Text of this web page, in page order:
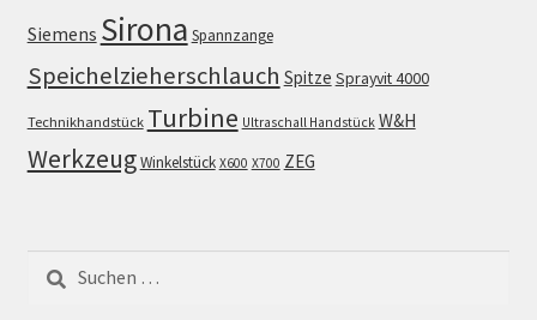
Siemens Sirona Spannzange
Speichelzieherschlauch Spitze Sprayvit 4000
Technikhandstück Turbine Ultraschall Handstück W&H
WerkzeugWinkelstück X600 X700 ZEG
nach: